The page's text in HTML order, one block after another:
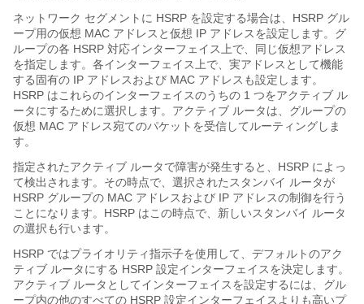
ネットワーク セグメントに HSRP を設定する場合は、HSRP グル
ープ用の仮想 MAC アドレスと仮想 IP アドレスを設定します。グ
ループの各 HSRP 対応インターフェイス上で、同じ仮想アドレス
を指定します。各インターフェイス上で、実アドレスとして機能
する固有の IP アドレスおよび MAC アドレスも設定します。
HSRP はこれらのインターフェイスのうちの 1 つをアクティブ ル
ータにするために選択します。アクティブ ルータは、グループの
仮想 MAC アドレス宛てのパケットを受信してルーティングしま
す。
指定されたアクティブ ルータで障害が発生すると、HSRP によっ
て検出されます。その時点で、選択されたスタンバイ ルータが
HSRP グループの MAC アドレスおよび IP アドレスの制御を行う
ことになります。HSRP はこの時点で、新しいスタンバイ ルータ
の選択も行います。
HSRP ではプライオリティ指示子を使用して、デフォルトのアク
ティブ ルータにする HSRP 設定インターフェイスを決定します。
アクティブ ルータとしてインターフェイスを設定するには、グル
ープ内の他のすべての HSRP 設定インターフェイスよりも高いプ